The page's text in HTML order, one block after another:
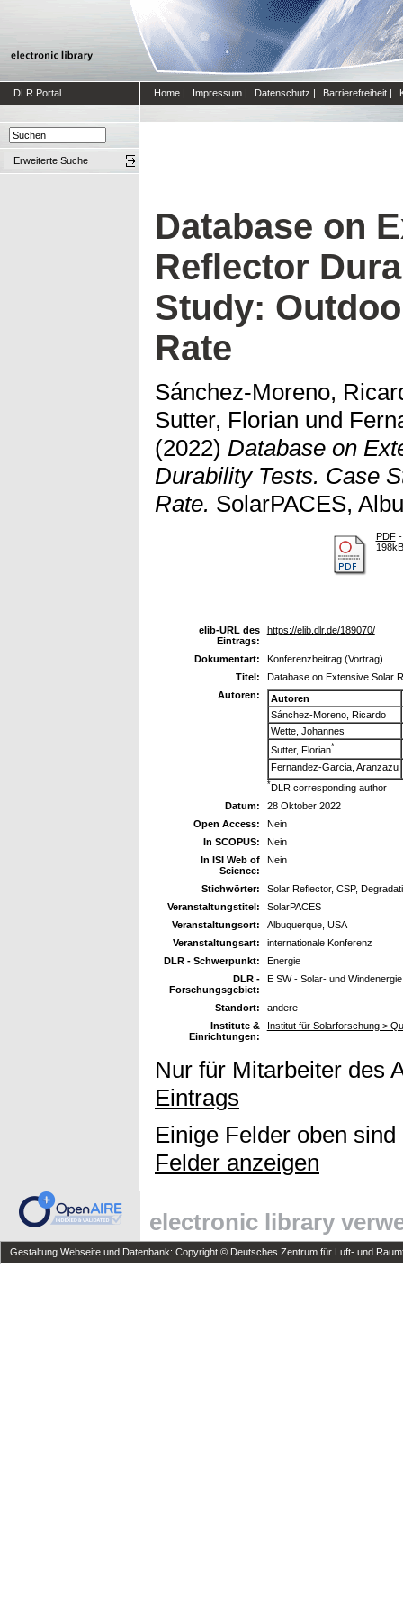
DLR Portal Home | Impressum | Datenschutz | Barrierefreiheit |
Erweiterte Suche
Database on
Reflector
Study:
Rate
Sánchez-Moreno,
Sutter, Florian und
(2022) Database on
Durability Tests. Case
Rate. SolarPACES,
PDF-
198kB
elib-URL des
Eintrags:
https://elib.dlr.de/189070/
Dokumentart:
Konferenzbeitrag (Vortrag)
Titel:
Database on Extensive Solar
Autoren:
Autoren
Sánchez-Moreno, Ricardo
Wette, Johannes
Sutter, Florian*
Fernandez-Garcia, Aranzazu
*DLR corresponding author
Datum:
28 Oktober 2022
Open Access:
Nein
In SCOPUS:
Nein
In ISI Web of
Science:
Nein
Stichwörter:
Solar Reflector, CSP,
Veranstaltungstitel:
SolarPACES
Veranstaltungsort:
Albuquerque, USA
Veranstaltungsart:
internationale Konferenz
DLR - Schwerpunkt:
Energie
DLR -
Forschungsgebiet:
E SW - Solar- und Windenergie
Standort:
andere
Institute &
Einrichtungen:
Institut für Solarforschung >
Nur für Mitarbeiter des
Eintrags
Einige Felder oben
Felder anzeigen
electronic library
Gestaltung Webseite und Datenbank: Copyright © Deutsches Zentrum für Luft- und